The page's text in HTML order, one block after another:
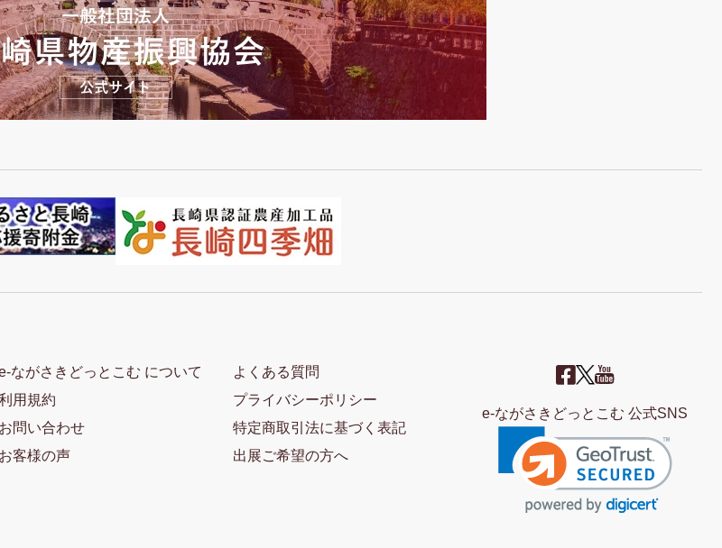
ながさきどっとこむ について
用規約
お問い合わせ
お客様の声
よくある質問
プライバシーポリシー
特定商取引法に基づく表記
出展ご希望の方へ
e-ながさきどっとこむ 公式SNS